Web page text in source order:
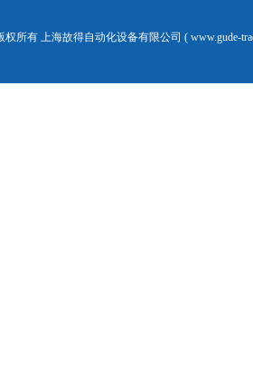
权所有 上海故得自动化设备有限公司 ( www.gude-